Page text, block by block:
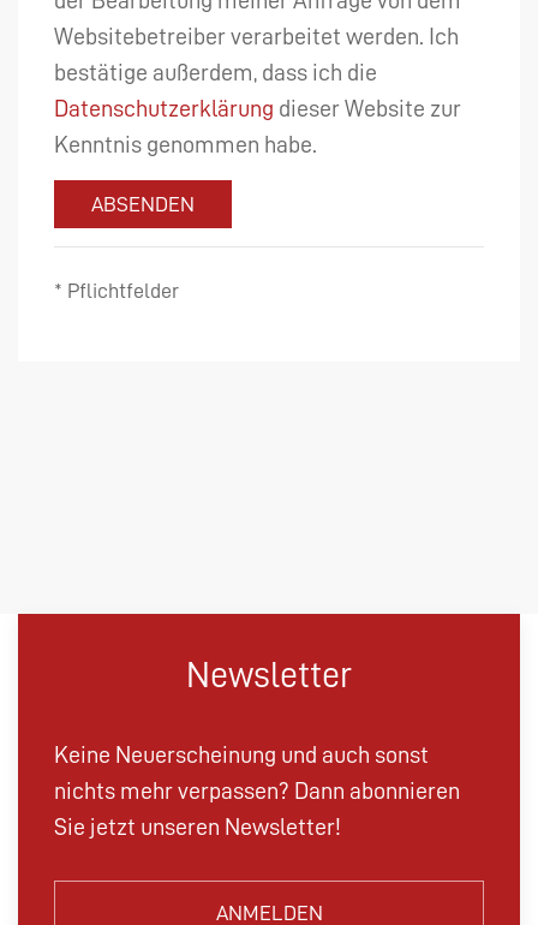
Websitebetreiber verarbeitet werden. Ich
bestätige außerdem, dass ich die
Datenschutzerklärung dieser Website zur
Kenntnis genommen habe.
ABSENDEN
* Pflichtfelder
Newsletter
Keine Neuerscheinung und auch sonst
nichts mehr verpassen? Dann abonnieren
Sie jetzt unseren Newsletter!
ANMELDEN